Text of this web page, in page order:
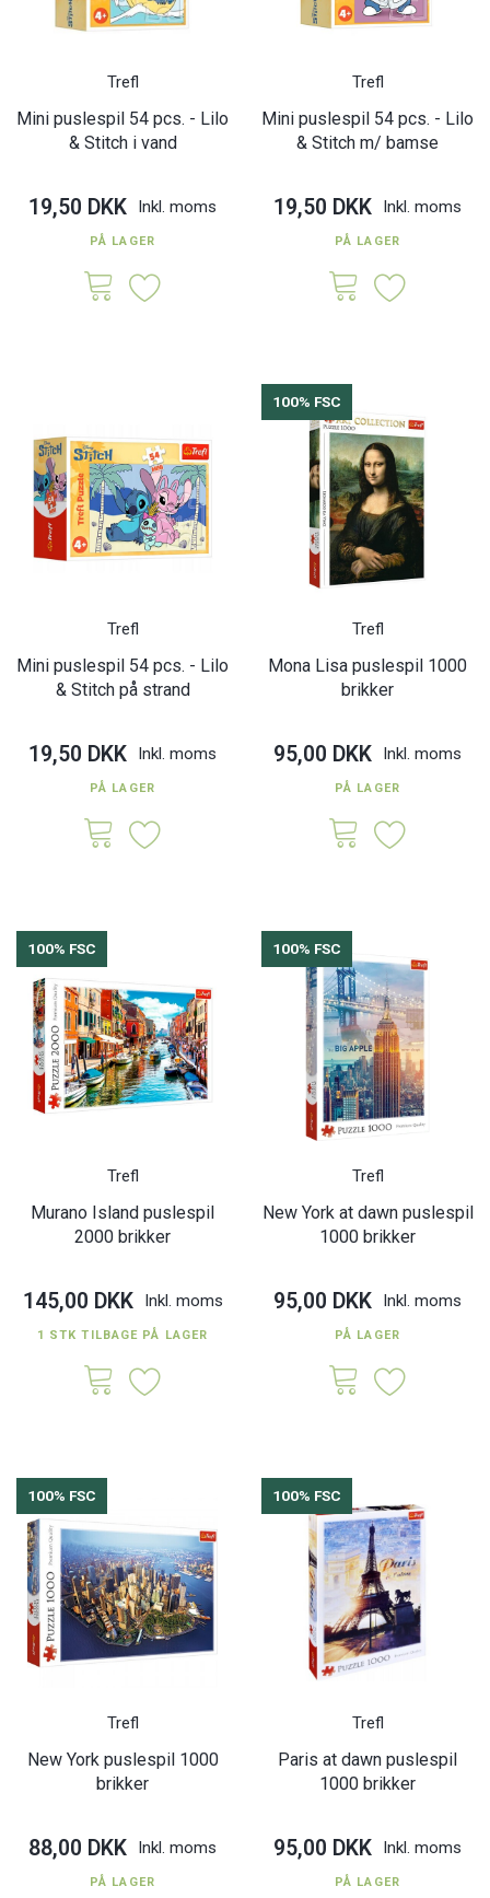
Trefl
Mini puslespil 54 pcs. - Lilo
& Stitch i vand
19,50 DKK Inkl. moms
PÅ LAGER
Trefl
Mini puslespil 54 pcs. - Lilo
& Stitch m/ bamse
19,50 DKK Inkl. moms
PÅ LAGER
Trefl
Mini puslespil 54 pcs. - Lilo
& Stitch på strand
19,50 DKK Inkl. moms
PÅ LAGER
100% FSC
Trefl
Mona Lisa puslespil 1000
brikker
95,00 DKK Inkl. moms
PÅ LAGER
100% FSC
Trefl
Murano Island puslespil
2000 brikker
145,00 DKK Inkl. moms
1 STK TILBAGE PÅ LAGER
100% FSC
Trefl
New York at dawn puslespil
1000 brikker
95,00 DKK Inkl. moms
PÅ LAGER
100% FSC
Trefl
New York puslespil 1000
brikker
88,00 DKK Inkl. moms
PÅ LAGER
100% FSC
Trefl
Paris at dawn puslespil
1000 brikker
95,00 DKK Inkl. moms
PÅ LAGER